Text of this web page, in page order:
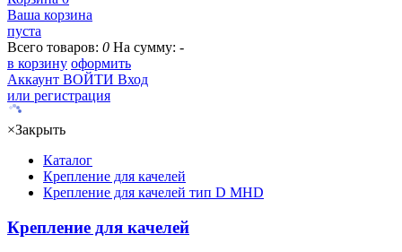
Ваша корзина
пуста
Всего товаров: 0 На сумму: -
в корзину оформить
Аккаунт ВОЙТИ Вход
или регистрация
×Закрыть
Каталог
Крепление для качелей
Крепление для качелей тип D MHD
Крепление для качелей